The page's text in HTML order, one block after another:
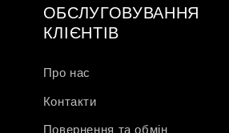
ОБСЛУГОВУВАННЯ
КЛІЄНТІВ
Про нас
Контакти
Повернення та обмін